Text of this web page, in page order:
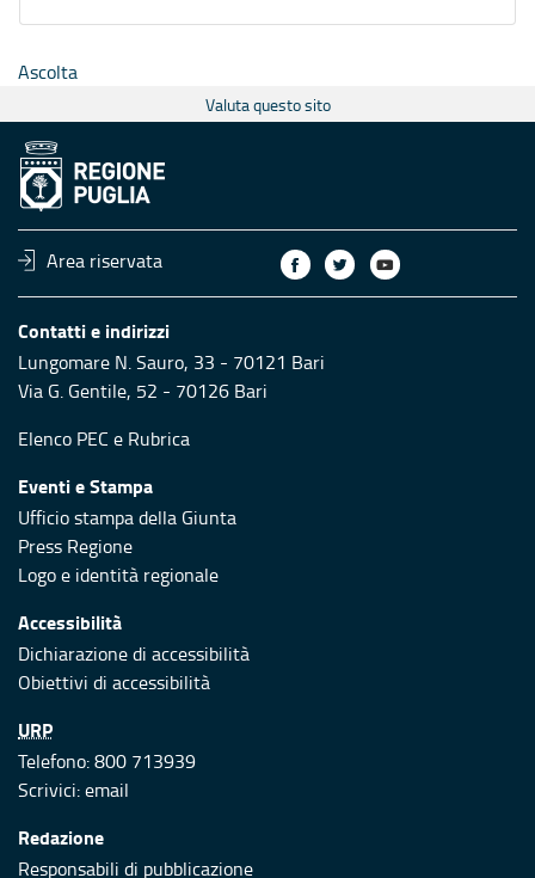
Ascolta
Valuta questo sito
Area riservata
Contatti e indirizzi
Lungomare N. Sauro, 33 - 70121 Bari
Via G. Gentile, 52 - 70126 Bari
Elenco PEC e Rubrica
Eventi e Stampa
Ufficio stampa della Giunta
Press Regione
Logo e identità regionale
Accessibilità
Dichiarazione di accessibilità
Obiettivi di accessibilità
URP
Telefono: 800 713939
Scrivici:email
Redazione
Responsabili di pubblicazione